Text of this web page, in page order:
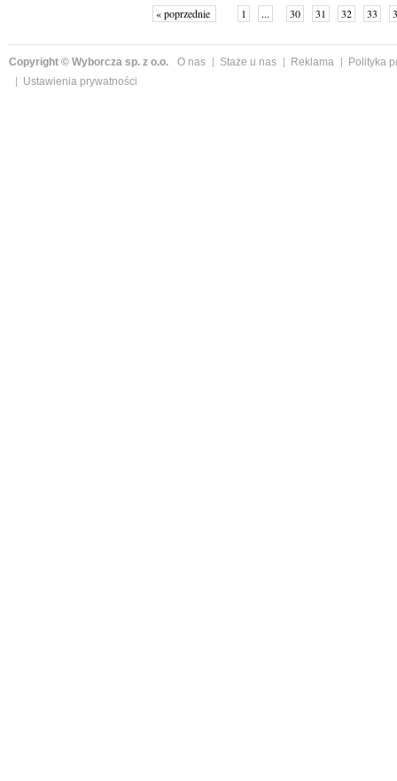
« poprzednie 1 ... 30 31 32 33
Copyright © Wyborcza sp. z o.o. O nas Staże u nas Reklama
Polityka
Ustawienia prywatności